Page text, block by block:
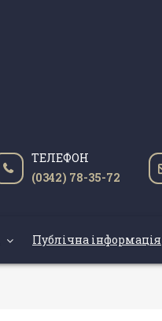
ТЕЛЕФОН
(0342) 78-35-72
Публічна інформація